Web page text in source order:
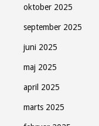
oktober 2025
september 2025
juni 2025
maj 2025
april 2025
marts 2025